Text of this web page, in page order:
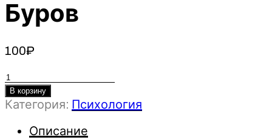
Буров
100₽
Количество
товара
Картина
как
В корзину
Категория: Психология
Описание